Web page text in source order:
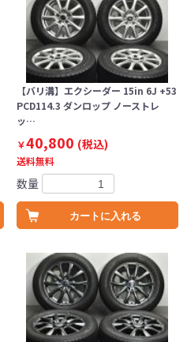
【バリ溝】エクシーダー 15in 6J +53
PCD114.3 ダンロップ ノーストレ
ッ…
￥40,800 (税込)
送料無料
数量
カートに入れる